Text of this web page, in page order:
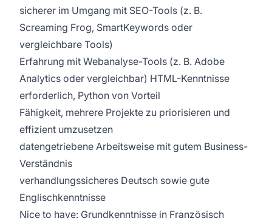
sicherer im Umgang mit SEO-Tools (z. B.
Screaming Frog, SmartKeywords oder
vergleichbare Tools)
Erfahrung mit Webanalyse-Tools (z. B. Adobe
Analytics oder vergleichbar) HTML-Kenntnisse
erforderlich, Python von Vorteil
Fähigkeit, mehrere Projekte zu priorisieren und
effizient umzusetzen
datengetriebene Arbeitsweise mit gutem Business-
Verständnis
verhandlungssicheres Deutsch sowie gute
Englischkenntnisse
Nice to have: Grundkenntnisse in Französisch